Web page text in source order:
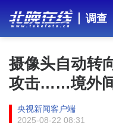
调查
摄像头自动转
攻击……境外
央视新闻客户端
2025-08-22 08:31